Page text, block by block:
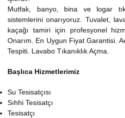
Mutfak, banyo, bina ve logar
sistemlerini onarıyoruz. Tuvalet,
kaçağı tamiri için profesyonel
Onarım. En Uygun Fiyat Garantisi.
Tespiti. Lavabo Tıkanıklık Açma.
Başlıca Hizmetlerimiz
Su Tesisatçısı
Sıhhi Tesisatçı
Tesisatçı